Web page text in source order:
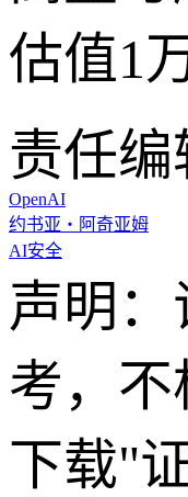
估值1
责任编
OpenAI
约书亚・阿奇亚姆
AI安全
声明
考，
下载"